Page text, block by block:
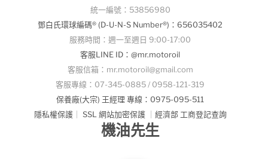
統一編號：53856980
鄧白氏環球編碼® (D-U-N-S Number®)：656035402
服務時間：週一至週日 9:00-17:00
客服LINE ID：@mr.motoroil
客服信箱：mr.motoroil@gmail.com
客服專線：07-345-0885 / 0958-121-319
保養廠(大宗) 王經理 專線：0975-095-511
隱私權保護｜ SSL 網站加密保護 經濟部 工商登記查詢
機油先生